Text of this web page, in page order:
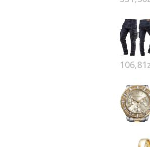
106,81